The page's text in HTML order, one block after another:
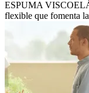
ESPUMA
flexible que fomenta